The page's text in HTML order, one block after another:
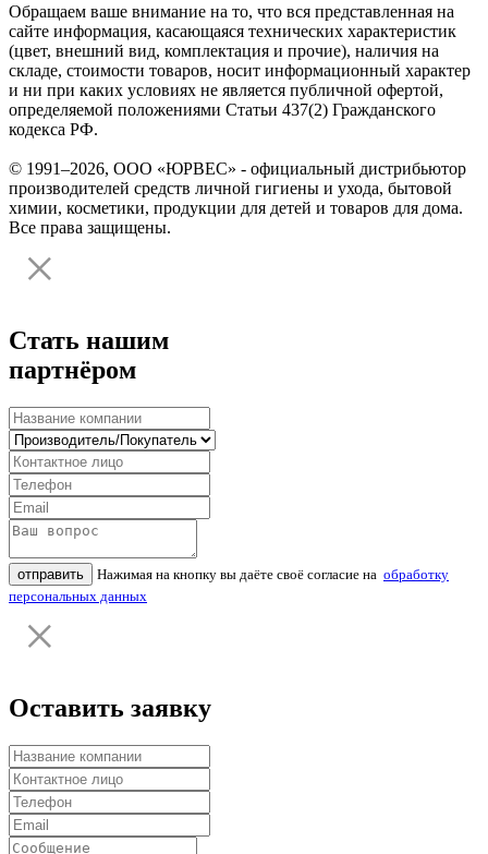
Обращаем ваше внимание на то, что вся представленная на
сайте информация, касающаяся технических характеристик
(цвет, внешний вид, комплектация и прочие), наличия на
складе, стоимости товаров, носит информационный характер
и ни при каких условиях не является публичной офертой,
определяемой положениями Статьи 437(2) Гражданского
кодекса РФ.
© 1991–2026, ООО «ЮРВЕС» - официальный дистрибьютор
производителей средств личной гигиены и ухода, бытовой
химии, косметики, продукции для детей и товаров для дома.
Все права защищены.
Стать нашим
партнёром
отправить Нажимая на кнопку вы даёте своё согласие на обработку
персональных данных
Оставить заявку